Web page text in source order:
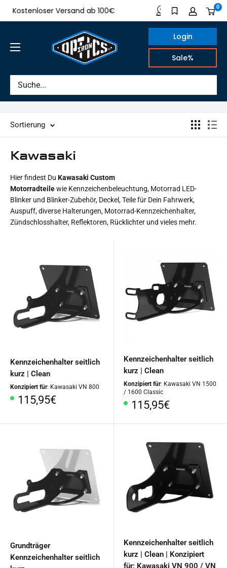
Direkt
zum
Kostenloser Versand ab 100€ Made in 0
IRON
Login
Sale%
Sortierung
Kawasaki
Hier findest Du Kawasaki Custom
Motorradteilewie Kennzeichenbeleuchtung, Motorrad LED-
Blinker und Blinker-Zubehör, Deckel, Teile für Dein Fahrwerk,
Auspuff, diverse Halterungen, Motorrad-Kennzeichenhalter,
Zündschlosshalter, Reflektoren, Rücklichter und vieles mehr.
Kennzeichenhalter seitlich
kurz | Clean
Konzipiert für: Kawasaki VN 800
Sonderpreis
115,95€
Kennzeichenhalter seitlich
kurz | Clean
Konzipiert für: Kawasaki VN 1500
/ 1600 Classic
Sonderpreis
115,95€
Grundträger
Kennzeichenhalter seitlich
Kennzeichenhalter seitlich
kurz | Clean | Konzipiert
für: Kawasaki VN 900 / VN